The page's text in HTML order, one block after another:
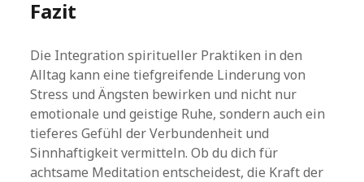
Fazit
Die Integration spiritueller Praktiken in den
Alltag kann eine tiefgreifende Linderung von
Stress und Ängsten bewirken und nicht nur
emotionale und geistige Ruhe, sondern auch ein
tieferes Gefühl der Verbundenheit und
Sinnhaftigkeit vermitteln. Ob du dich für
achtsame Meditation entscheidest, die Kraft der